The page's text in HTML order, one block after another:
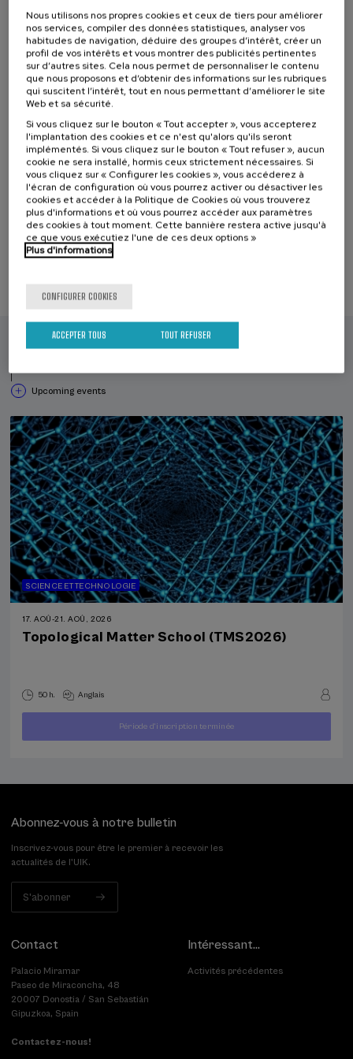
ante la que los países deberán presentar sus objetivos climáticos
actualizados.
En collaboration avec
Date d'échéance
Liste
d'attente
Enrollment deadline completed
Directeur(-
trice)
cours
Activité sans certification académique
Espagnol Basque
Cours en ligne en direct
En personne
Youtube
Other courses that might be of your interest...
Upcoming events
SCIENCE ET TECHNOLOGIE
17. AOÛ-21. AOÛ, 2026
Topological Matter School (TMS2026)
50 h. Anglais
...
PARTIR400
Dernières
places
Gratuit
Date
passée
Période d'inscription terminée
Abonnez-vous à notre bulletin
Inscrivez-vous pour être le premier à recevoir les
actualités de l'UIK.
S'abonner
Contact
Palacio Miramar
Paseo de Miraconcha, 48
20007 Donostia / San Sebastián
Gipuzkoa, Spain
Contactez-nous!
Intéressant...
Activités précédentes
Nous utilisons nos propres cookies et ceux de tiers pour améliorer
nos services, compiler des données statistiques, analyser vos
habitudes de navigation, déduire des groupes d’intérêt, créer un
profil de vos intérêts et vous montrer des publicités pertinentes
sur d’autres sites. Cela nous permet de personnaliser le contenu
que nous proposons et d’obtenir des informations sur les rubriques
qui suscitent l’intérêt, tout en nous permettant d’améliorer le site
Web et sa sécurité.
Si vous cliquez sur le bouton « Tout accepter », vous accepterez
l'implantation des cookies et ce n'est qu'alors qu'ils seront
implémentés. Si vous cliquez sur le bouton « Tout refuser », aucun
cookie ne sera installé, hormis ceux strictement nécessaires. Si
vous cliquez sur « Configurer les cookies », vous accéderez à
l'écran de configuration où vous pourrez activer ou désactiver les
cookies et accéder à la Politique de Cookies où vous trouverez
plus d'informations et où vous pourrez accéder aux paramètres
des cookies à tout moment. Cette bannière restera active jusqu'à
ce que vous exécutiez l'une de ces deux options »
Plus d'informations
CONFIGURER COOKIES
TOUT REFUSER
ACCEPTER TOUS